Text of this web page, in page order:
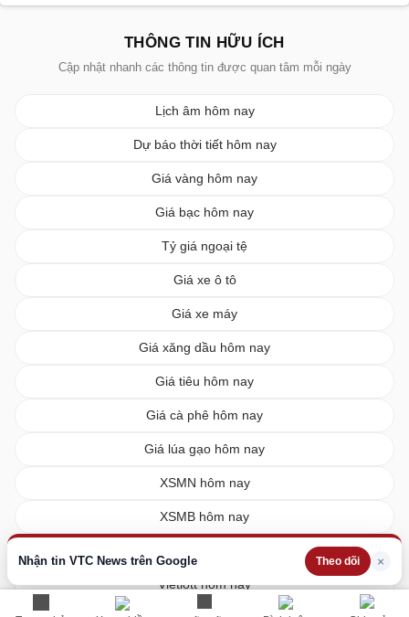
Nhận tin VTC News trên Google Theo dõi ×
THÔNG TIN HỮU ÍCH
Cập nhật nhanh các thông tin được quan tâm mỗi ngày
Lịch âm hôm nay
Dự báo thời tiết hôm nay
Giá vàng hôm nay
Giá bạc hôm nay
Tỷ giá ngoại tệ
Giá xe ô tô
Giá xe máy
Giá xăng dầu hôm nay
Giá tiêu hôm nay
Giá cà phê hôm nay
Giá lúa gạo hôm nay
XSMN hôm nay
XSMB hôm nay
Vietlott hôm nay